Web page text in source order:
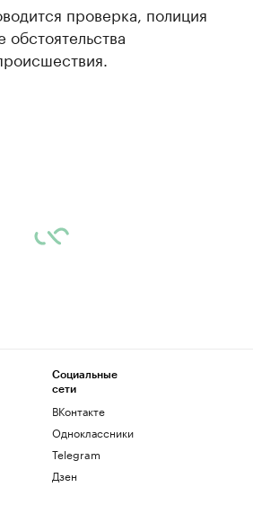
проверка, полиция
обстоятельства
Социальные
сети
ВКонтакте
Одноклассники
Telegram
Дзен